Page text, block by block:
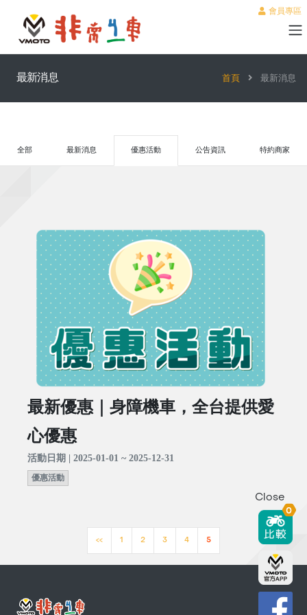
會員專區
最新消息 首頁 最新消息
全部 最新消息 優惠活動 公告資訊 特約商家
最新優惠｜身障機車，全台提供愛
心優惠
活動日期 | 2025-01-01 ~ 2025-12-31
優惠活動
<< 1 2 3 4 5
Close
0